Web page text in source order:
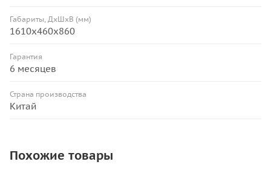
Габариты, ДхШхВ (мм)
1610x460x860
Гарантия
6 месяцев
Страна производства
Китай
Похожие товары